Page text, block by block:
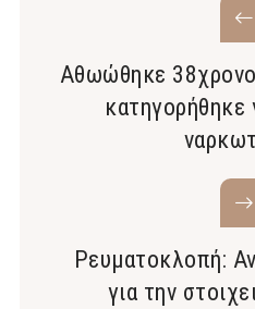
Αθωώθηκε
κατηγορήθηκε
Ρευματοκλοπή:
για την